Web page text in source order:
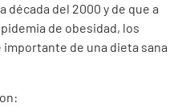
del 2000 y de que a
de obesidad, los
de una dieta sana